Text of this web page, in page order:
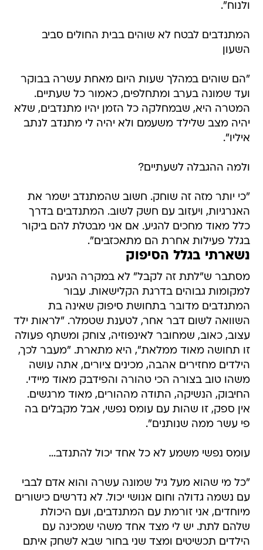
ולנוח".
המתנדבים לבטח לא שוהים בבית החולים סביב
השעון
"הם שוהים במהלך שעות היום מאחת עשרה בבוקר
ועד שמונה בערב ומתחלפים, כאמור כל שעתיים.
המטרה היא, שבמחלקה כל הזמן יהיו מתנדבים, שלא
יהיה מצב שלילד משעמם ולא יהיה לי מתנדב לנתב
איליו".
ולמה ההגבלה לשעתיים?
"כי יותר מזה זה שוחק. חשוב שהמתנדב ישמר את
האנרגיות, ויעזוב עם חשק לשוב. המתנדבים בדרך
כלל מאוד מחכים להגיע. אם אני מבטלת להם ביקור
בגלל פעילות אחרת הם מתאכזבים".
נשארתי בגלל הסיפוק
מסתבר ש"לתת זה לקבל" לא במקרה הגיעה
למקומות גבוהים בדרגת הקלישאות. עבור
המתנדבים מדובר בתחושת סיפוק שאינה בת
השוואה לשום דבר אחר, לטענת שטמלר. "לראות ילד
עצוב, כאוב, שמחובר לאינפוזיה, צוחק ומשתף פעולה
זו תחושה מאוד ממלאת", היא מתארת. "מעבר לכך,
הילדים מחזירים אהבה, מכינים ציורים, אתה עושה
משהו טוב בצורה הכי טהורה והפידבק מאוד מיידי.
החיבוק, הנשיקה, התודה מההורים, מאוד מרגשים.
אין ספק, זו שהות עם עומס נפשי, אבל מקבלים בה
פי עשר ממה שנותנים".
עומס נפשי משמע לא כל אחד יכול להתנדב...
"כל מי שהוא מעל גיל שמונה עשרה והוא אדם לבבי
עם נשמה גדולה וחום אנושי יכול. לא נדרשים כישורים
מיוחדים, אני זורמת עם המתנדבים, ועם היכולת
שלהם לתת. יש לי מצד אחד משהי שמכינה עם
הילדים תכשיטים ומצד שני בחור שבא לשחק איתם